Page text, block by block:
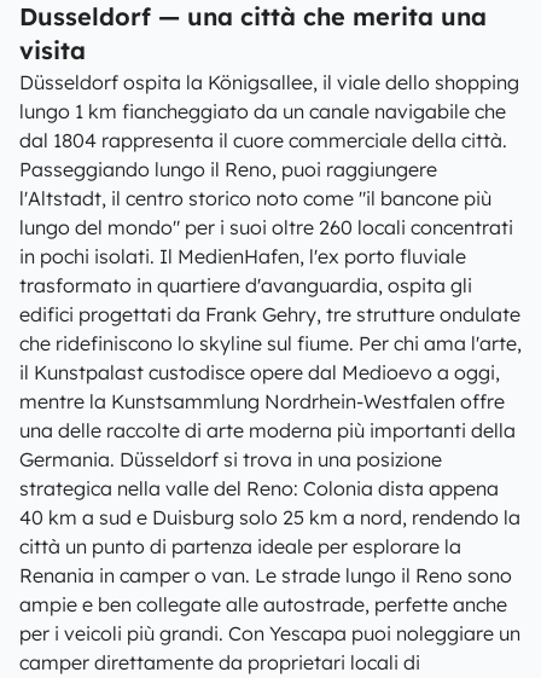
Dusseldorf — una città che merita una
visita
Düsseldorf ospita la Königsallee, il viale dello shopping
lungo 1 km fiancheggiato da un canale navigabile che
dal 1804 rappresenta il cuore commerciale della città.
Passeggiando lungo il Reno, puoi raggiungere
l'Altstadt, il centro storico noto come "il bancone più
lungo del mondo" per i suoi oltre 260 locali concentrati
in pochi isolati. Il MedienHafen, l'ex porto fluviale
trasformato in quartiere d'avanguardia, ospita gli
edifici progettati da Frank Gehry, tre strutture ondulate
che ridefiniscono lo skyline sul fiume. Per chi ama l'arte,
il Kunstpalast custodisce opere dal Medioevo a oggi,
mentre la Kunstsammlung Nordrhein-Westfalen offre
una delle raccolte di arte moderna più importanti della
Germania. Düsseldorf si trova in una posizione
strategica nella valle del Reno: Colonia dista appena
40 km a sud e Duisburg solo 25 km a nord, rendendo la
città un punto di partenza ideale per esplorare la
Renania in camper o van. Le strade lungo il Reno sono
ampie e ben collegate alle autostrade, perfette anche
per i veicoli più grandi. Con Yescapa puoi noleggiare un
camper direttamente da proprietari locali di